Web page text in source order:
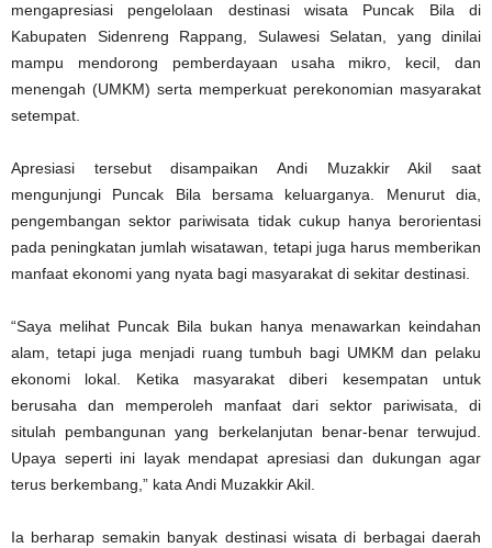
mengapresiasi pengelolaan destinasi wisata Puncak Bila di
Kabupaten Sidenreng Rappang, Sulawesi Selatan, yang dinilai
mampu mendorong pemberdayaan usaha mikro, kecil, dan
menengah (UMKM) serta memperkuat perekonomian masyarakat
setempat.
Apresiasi tersebut disampaikan Andi Muzakkir Akil saat
mengunjungi Puncak Bila bersama keluarganya. Menurut dia,
pengembangan sektor pariwisata tidak cukup hanya berorientasi
pada peningkatan jumlah wisatawan, tetapi juga harus memberikan
manfaat ekonomi yang nyata bagi masyarakat di sekitar destinasi.
“Saya melihat Puncak Bila bukan hanya menawarkan keindahan
alam, tetapi juga menjadi ruang tumbuh bagi UMKM dan pelaku
ekonomi lokal. Ketika masyarakat diberi kesempatan untuk
berusaha dan memperoleh manfaat dari sektor pariwisata, di
situlah pembangunan yang berkelanjutan benar-benar terwujud.
Upaya seperti ini layak mendapat apresiasi dan dukungan agar
terus berkembang,” kata Andi Muzakkir Akil.
Ia berharap semakin banyak destinasi wisata di berbagai daerah